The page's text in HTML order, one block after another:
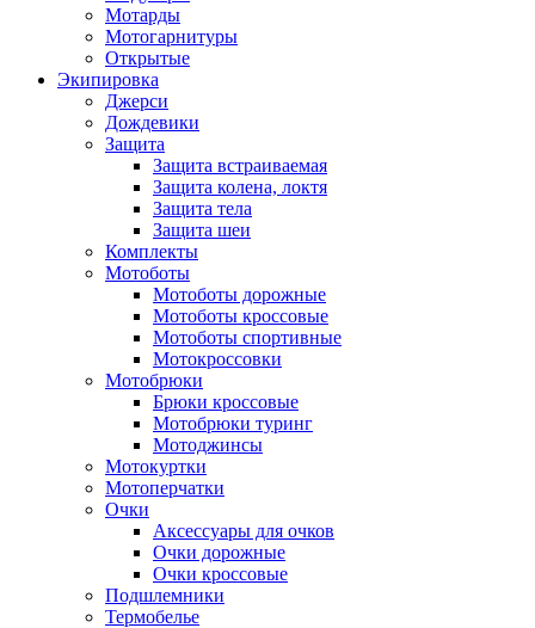
Мотарды
Мотогарнитуры
Открытые
Экипировка
Джерси
Дождевики
Защита
Защита встраиваемая
Защита колена, локтя
Защита тела
Защита шеи
Комплекты
Мотоботы
Мотоботы дорожные
Мотоботы кроссовые
Мотоботы спортивные
Мотокроссовки
Мотобрюки
Брюки кроссовые
Мотобрюки туринг
Мотоджинсы
Мотокуртки
Мотоперчатки
Очки
Аксессуары для очков
Очки дорожные
Очки кроссовые
Подшлемники
Термобелье